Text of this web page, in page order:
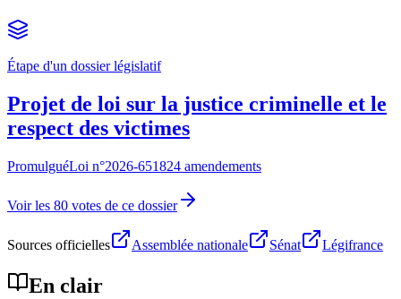
Étape d'un dossier législatif
Projet de loi sur la justice criminelle et le
respect des victimes
PromulguéLoi n°2026-651824 amendements
Voir les 80 votes de ce dossier
Sources officielles Assemblée nationale Sénat Légifrance
En clair